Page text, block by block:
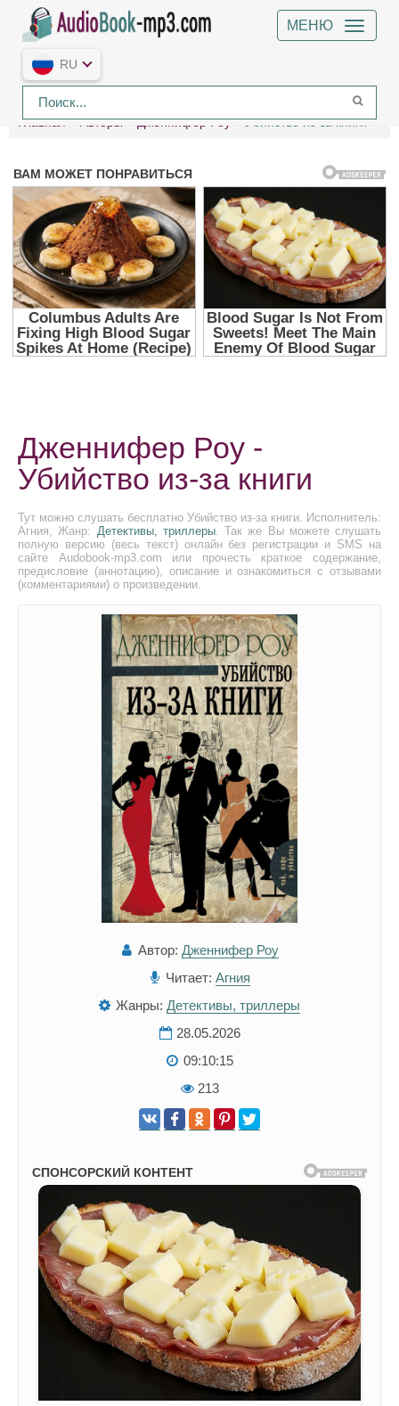
МЕНЮ
RU
Главная Авторы Дженнифер Роу Убийство из-за книги
Дженнифер Роу -
Убийство из-за книги
Тут можно слушать бесплатно Убийство из-за книги. Исполнитель:
Агния, Жанр: Детективы, триллеры. Так же Вы можете слушать
полную версию (весь текст) онлайн без регистрации и SMS на
сайте Audobook-mp3.com или прочесть краткое содержание,
предисловие (аннотацию), описание и ознакомиться с отзывами
(комментариями) о произведении.
Автор: Дженнифер Роу
Читает: Агния
Жанры: Детективы, триллеры
28.05.2026
09:10:15
213